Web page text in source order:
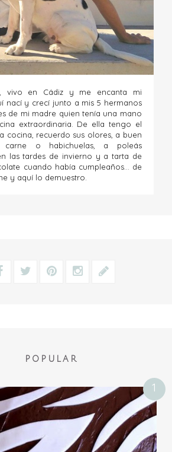
vivo en Cádiz y me encanta mi
nací y crecí junto a mis 5 hermanos
de mi madre quien tenía una mano
extraordinaria. De ella tengo el
cocina, recuerdo sus olores, a buen
o habichuelas, a poleás
las tardes de invierno y a tarta de
cuando había cumpleaños... de
y aquí lo demuestro.
POPULAR